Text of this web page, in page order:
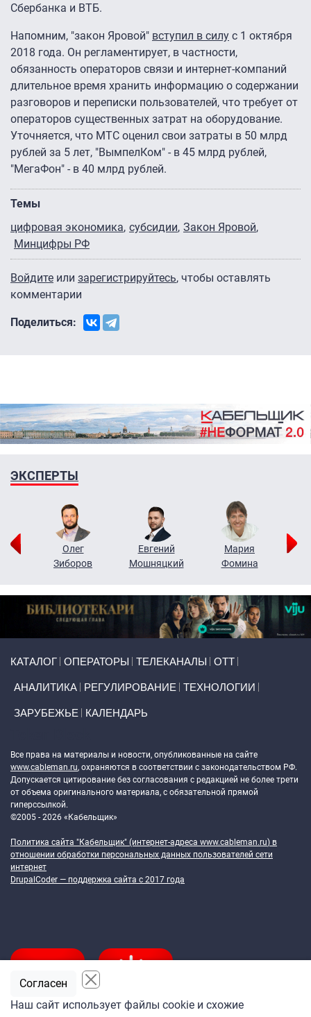
Сбербанка и ВТБ.
Напомним, "закон Яровой" вступил в силу с 1 октября
2018 года. Он регламентирует, в частности,
обязанность операторов связи и интернет-компаний
длительное время хранить информацию о содержании
разговоров и переписки пользователей, что требует от
операторов существенных затрат на оборудование.
Уточняется, что МТС оценил свои затраты в 50 млрд
рублей за 5 лет, "ВымпелКом" - в 45 млрд рублей,
"МегаФон" - в 40 млрд рублей.
Темы
цифровая экономика субсидии Закон Яровой
Минцифры РФ
Войдите или зарегистрируйтесь, чтобы оставлять
комментарии
Поделиться:
ЭКСПЕРТЫ
Олег
Зиборов
Евгений
Мошняцкий
Мария
Фомина
КАТАЛОГ ОПЕРАТОРЫ ТЕЛЕКАНАЛЫ ОТТ
АНАЛИТИКА РЕГУЛИРОВАНИЕ ТЕХНОЛОГИИ
ЗАРУБЕЖЬЕ КАЛЕНДАРЬ
Все права на материалы и новости, опубликованные на сайте
www.cableman.ru, охраняются в соответствии с законодательством РФ.
Допускается цитирование без согласования с редакцией не более трети
от объема оригинального материала, с обязательной прямой
гиперссылкой.
©2005 - 2026 «Кабельщик»
Политика сайта "Кабельщик" (интернет-адреса www.cableman.ru) в
отношении обработки персональных данных пользователей сети
интернет
DrupalCoder — поддержка сайта c 2017 года
Наш сайт использует файлы cookie и схожие
Согласен